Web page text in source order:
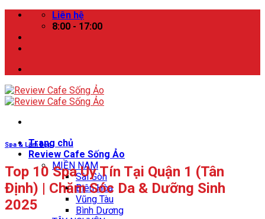
Skip
content
Liên hệ
8:00 - 17:00
Trang chủ
Review Cafe Sống Ảo
MIỀN NAM
Sài Gòn
Biên Hòa
Vũng Tàu
Bình Dương
Spa & Làm Đẹp
Top 10 Spa Uy Tín Tại Quận 1 (Tân
Định) | Chăm Sóc Da & Dưỡng Sinh
2025